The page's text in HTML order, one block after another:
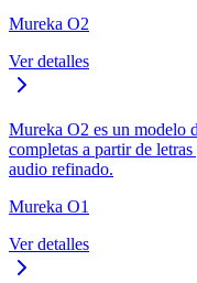
Mureka O2
Ver detalles
Mureka O2 es un modelo
completas a partir de
audio refinado.
Mureka O1
Ver detalles